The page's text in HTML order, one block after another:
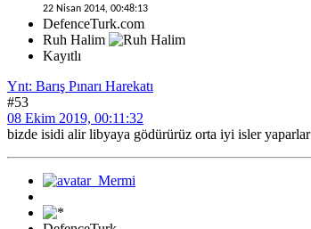
22 Nisan 2014, 00:48:13
DefenceTurk.com
Ruh Halim
Kayıtlı
Ynt: Barış Pınarı Harekatı
#53
08 Ekim 2019, 00:11:32
bizde isidi alir libyaya gödürürüz orta iyi isler yaparlar